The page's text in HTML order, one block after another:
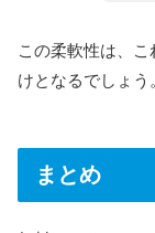
この柔軟性は、
けとなるでしょう。
まとめ